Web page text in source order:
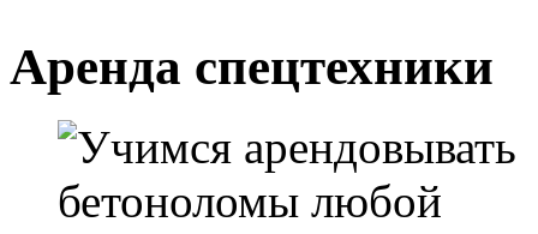
Аренда спецтехники